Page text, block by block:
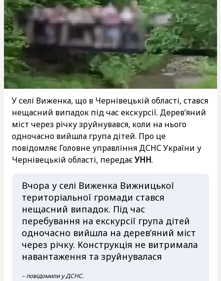
У селі Виженка, що в Чернівецькій області, стався
нещасний випадок під час екскурсії. Дерев’яний
міст через річку зруйнувався, коли на нього
одночасно вийшла група дітей. Про це
повідомляє Головне управління ДСНС України у
Чернівецькій області, передаєУНН.
Вчора у селі Виженка Вижницької
територіальної громади стався
нещасний випадок. Під час
перебування на екскурсії група дітей
одночасно вийшла на дерев’яний міст
через річку. Конструкція не витримала
навантаження та зруйнувалася
– повідомили у ДСНС.